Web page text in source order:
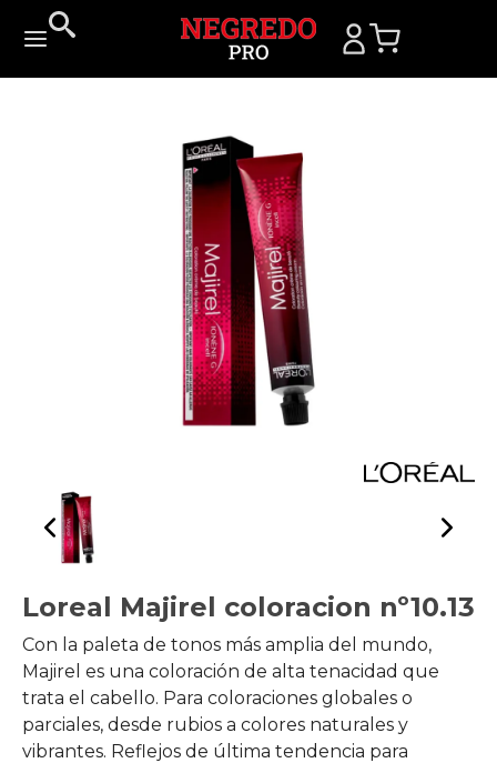
Loreal Majirel coloracion nº10.13
Con la paleta de tonos más amplia del mundo,
Majirel es una coloración de alta tenacidad que
trata el cabello. Para coloraciones globales o
parciales, desde rubios a colores naturales y
vibrantes. Reflejos de última tendencia para